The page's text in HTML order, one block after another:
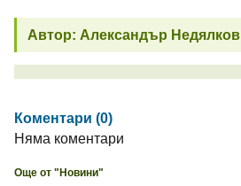
Автор: Александър Недялков
Коментари (0)
Няма коментари
Още от "Новини"